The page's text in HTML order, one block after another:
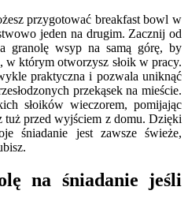
przygotować breakfast bowl w
jeden na drugim. Zacznij od
granolę wsyp na samą górę, by
w którym otworzysz słoik w pracy.
praktyczna i pozwala uniknąć
przekąsek na mieście.
słoików wieczorem, pomijając
tuż przed wyjściem z domu. Dzięki
śniadanie jest zawsze świeże,
na śniadanie jeśli